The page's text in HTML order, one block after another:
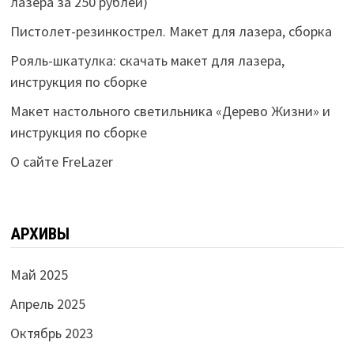
Пистолет-резинкострел. Макет для лазера, сборка
Рояль-шкатулка: скачать макет для лазера,
инструкция по сборке
Макет настольного светильника «Дерево Жизни» и
инструкция по сборке
О сайте FreLazer
АРХИВЫ
Май 2025
Апрель 2025
Октябрь 2023